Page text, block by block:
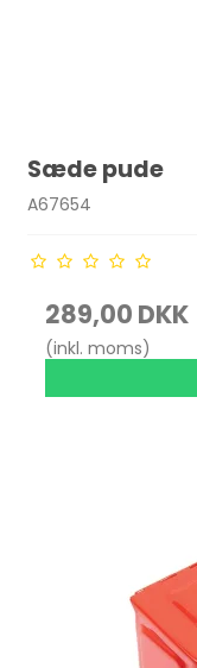
Sæde pude
A67654
289,00 DKK
(inkl. moms)